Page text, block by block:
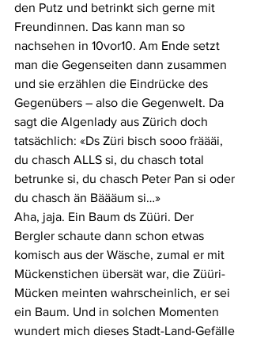
den Putz und betrinkt sich gerne mit
Freundinnen. Das kann man so
nachsehen in 10vor10. Am Ende setzt
man die Gegenseiten dann zusammen
und sie erzählen die Eindrücke des
Gegenübers – also die Gegenwelt. Da
sagt die Algenlady aus Zürich doch
tatsächlich: «Ds Züri bisch sooo fräääi,
du chasch ALLS si, du chasch total
betrunke si, du chasch Peter Pan si oder
du chasch än Bäääum si…»
Aha, jaja. Ein Baum ds Züüri. Der
Bergler schaute dann schon etwas
komisch aus der Wäsche, zumal er mit
Mückenstichen übersät war, die Züüri-
Mücken meinten wahrscheinlich, er sei
ein Baum. Und in solchen Momenten
wundert mich dieses Stadt-Land-Gefälle